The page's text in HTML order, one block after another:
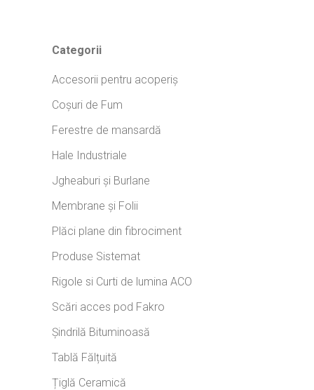
Categorii
Accesorii pentru acoperiș
Coșuri de Fum
Ferestre de mansardă
Hale Industriale
Jgheaburi și Burlane
Membrane și Folii
Plăci plane din fibrociment
Produse Sistemat
Rigole si Curti de lumina ACO
Scări acces pod Fakro
Șindrilă Bituminoasă
Tablă Fălțuită
Țiglă Ceramică